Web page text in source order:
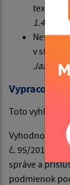
textu
1.4.10
v
Jazyk
Toto
Vyhodnotenie
č. 95/2019 Z.
správe a
podmienok